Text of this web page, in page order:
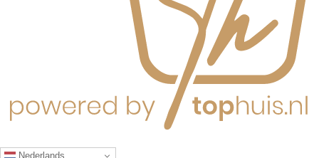
Nederlands